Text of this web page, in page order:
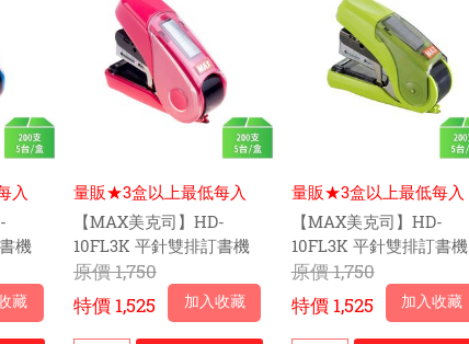
入
機
藏
量販★3盒以上最低每入
$285元
【MAX美克司】HD-
10FL3K 平針雙排訂書機
(粉紅)-5台/盒
原價1,750
特價1,525 加入收藏
量販★3盒以上最低每入
$285元
【MAX美克司】HD-
10FL3K 平針雙排訂書機
(淺綠)-5台/盒
原價1,750
特價1,525 加入收藏